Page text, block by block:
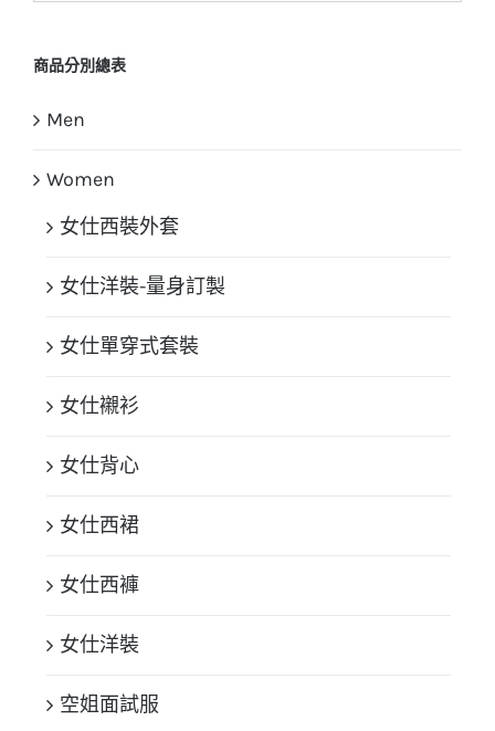
商品分別總表
Men
Women
女仕西裝外套
女仕洋裝-量身訂製
女仕單穿式套裝
女仕襯衫
女仕背心
女仕西裙
女仕西褲
女仕洋裝
空姐面試服